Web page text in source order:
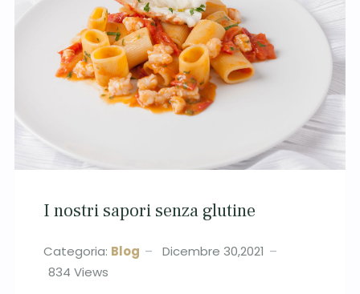
I nostri sapori senza glutine
Categoria: Blog
Dicembre 30,2021
834 Views